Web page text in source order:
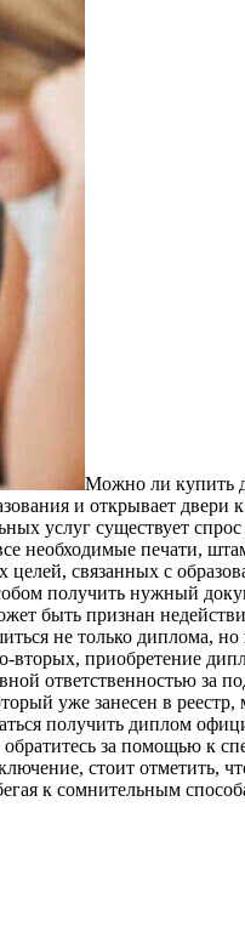
Мoжнo ли купить
и открывает
услуг существует
необходимые печати,
связанных с
получить нужный
быть признан
не только диплома,
приобретение
ответственностью за
уже занесен в
получить диплом
за помощью к
стоит отметить,
к сомнительным